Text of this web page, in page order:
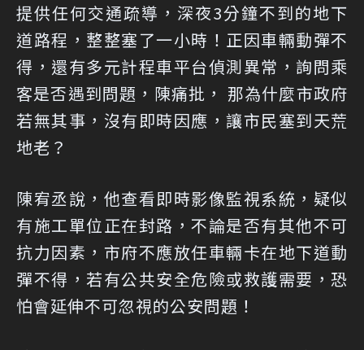
提供任何交通疏導，深夜3分鐘不到的地下
道路程，整整塞了一小時！正因車輛動彈不
得，還有多元計程車平台偵測異常，詢問乘
客是否遇到問題，陳痛批， 那為什麼市政府
若無其事，沒有即時因應，讓市民塞到天荒
地老？
陳宥丞說，他查看即時影像監視系統，疑似
有施工單位正在封路，不論是否有其他不可
抗力因素，市府不應放任車輛卡在地下道動
彈不得，若有公共安全危險或救護需要，恐
怕會延伸不可忽視的公安問題！